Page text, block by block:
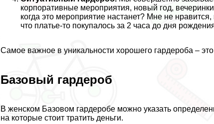
корпоративные мероприятия, новый год,
когда это мероприятие настанет? Мне не
что платье-то покупалось за 2 часа до дня
Самое важное в уникальности хорошего гардероба –
Базовый гардероб
В женском Базовом гардеробе можно указать
на которые стоит тратить деньги.